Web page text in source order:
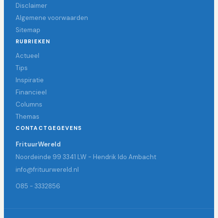
Disclaimer
Algemene voorwaarden
Sitemap
RUBRIEKEN
Actueel
Tips
Inspiratie
Financieel
Columns
Themas
CONTACTGEGEVENS
FrituurWereld
Noordeinde 99 3341 LW - Hendrik Ido Ambacht
info@frituurwereld.nl
085 - 3332856